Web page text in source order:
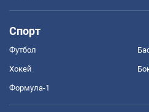
Спорт
Футбол
Хокей
Формула-1